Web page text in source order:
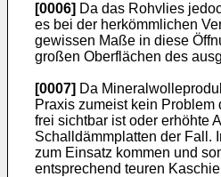
[0006] Da das Rohvlies
es bei der herkömmlichen
gewissen Maße in diese
großen Oberflächen des
[0007] Da
Praxis zumeist kein
frei sichtbar ist oder erhöhte
Schalldämmplatten der Fall.
zum Einsatz kommen und
entsprechend teuren